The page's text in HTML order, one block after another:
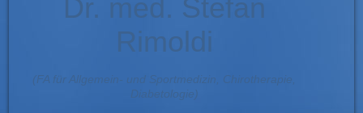
Dr. med. Stefan
Rimoldi
(FA für Allgemein- und Sportmedizin, Chirotherapie,
Diabetologie)